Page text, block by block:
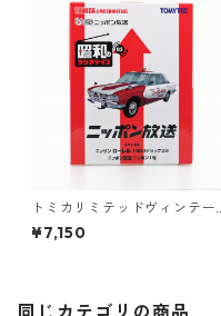
トミカリミテッドヴィンテー
ジ LV-Ra03 昭和のラジオデイ
ズ 03 ニッポン放送 ニッサン
¥7,150
同じカテゴリの商品